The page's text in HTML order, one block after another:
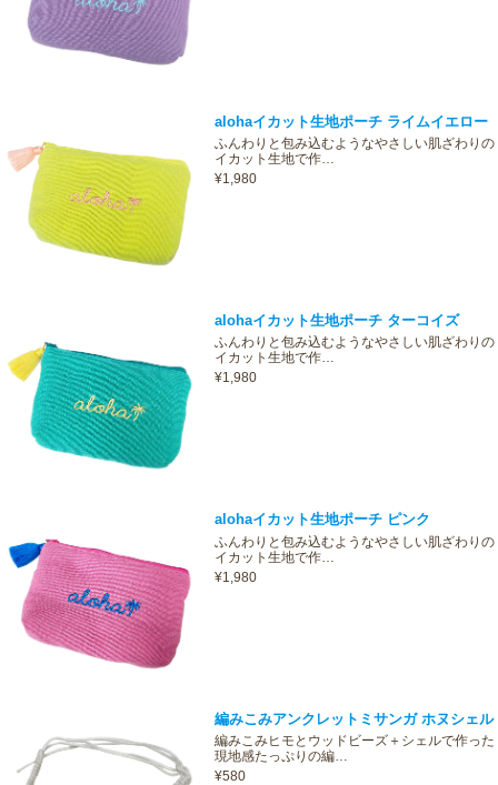
alohaイカット生地ポーチ ライムイエロー
ふんわりと包み込むようなやさしい肌ざわりの
イカット生地で作…
¥1,980
alohaイカット生地ポーチ ターコイズ
ふんわりと包み込むようなやさしい肌ざわりの
イカット生地で作…
¥1,980
alohaイカット生地ポーチ ピンク
ふんわりと包み込むようなやさしい肌ざわりの
イカット生地で作…
¥1,980
編みこみアンクレットミサンガ ホヌシェル
編みこみヒモとウッドビーズ＋シェルで作った
現地感たっぷりの編…
¥580